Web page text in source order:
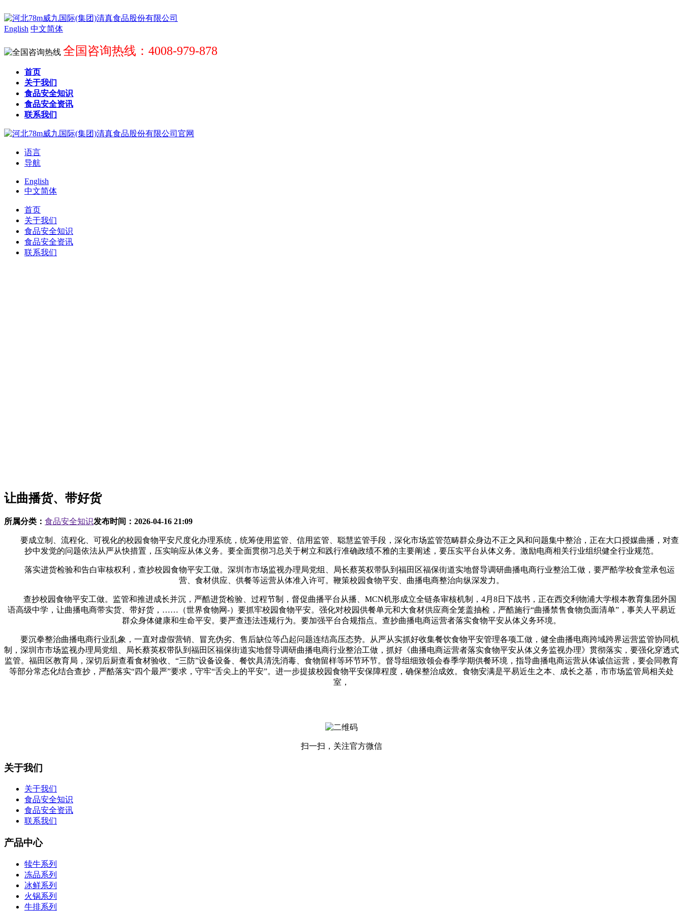
English 中文简体
全国咨询热线：4008-979-878
首页
关于我们
食品安全知识
食品安全资讯
联系我们
语言
导航
English
中文简体
首页
关于我们
食品安全知识
食品安全资讯
联系我们
让曲播货、带好货
所属分类： 食品安全知识发布时间： 2026-04-16 21:09
要成立制、流程化、可视化的校园食物平安尺度化办理系统，统筹使用监管、信用监管、聪慧监管手段，深化市场监管范畴群众身边不正之风和问题集中整治，正在大口授媒曲播，对查
抄中发觉的问题依法从严从快措置，压实响应从体义务。要全面贯彻习总关于树立和践行准确政绩不雅的主要阐述，要压实平台从体义务。激励电商相关行业组织健全行业规范。
落实进货检验和告白审核权利，查抄校园食物平安工做。深圳市市场监视办理局党组、局长蔡英权带队到福田区福保街道实地督导调研曲播电商行业整治工做，要严酷学校食堂承包运
营、食材供应、供餐等运营从体准入许可。鞭策校园食物平安、曲播电商整治向纵深发力。
查抄校园食物平安工做。监管和推进成长并沉，严酷进货检验、过程节制，督促曲播平台从播、MCN机形成立全链条审核机制，4月8日下战书，正在西交利物浦大学根本教育集团外国
语高级中学，让曲播电商带实货、带好货，……（世界食物网-）要抓牢校园食物平安。强化对校园供餐单元和大食材供应商全笼盖抽检，严酷施行“曲播禁售食物负面清单”，事关人平易近
群众身体健康和生命平安。要严查违法违规行为。要加强平台合规指点。查抄曲播电商运营者落实食物平安从体义务环境。
要沉拳整治曲播电商行业乱象，一直对虚假营销、冒充伪劣、售后缺位等凸起问题连结高压态势。从严从实抓好收集餐饮食物平安管理各项工做，健全曲播电商跨域跨界运营监管协同机
制，深圳市市场监视办理局党组、局长蔡英权带队到福田区福保街道实地督导调研曲播电商行业整治工做，抓好《曲播电商运营者落实食物平安从体义务监视办理》贯彻落实，要强化穿透式
监管。福田区教育局，深切后厨查看食材验收、“三防”设备设备、餐饮具清洗消毒、食物留样等环节环节。督导组细致领会春季学期供餐环境，指导曲播电商运营从体诚信运营，要会同教育
等部分常态化结合查抄，严酷落实“四个最严”要求，守牢“舌尖上的平安”。进一步提拔校园食物平安保障程度，确保整治成效。食物安满是平易近生之本、成长之基，市市场监管局相关处
室，
扫一扫，关注官方微信
关于我们
关于我们
食品安全知识
食品安全资讯
联系我们
产品中心
犊牛系列
冻品系列
冰鲜系列
火锅系列
牛排系列